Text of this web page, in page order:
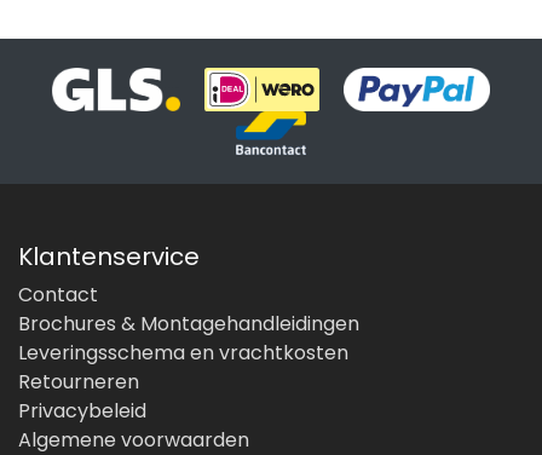
Klantenservice
Contact
Brochures & Montagehandleidingen
Leveringsschema en vrachtkosten
Retourneren
Privacybeleid
Algemene voorwaarden